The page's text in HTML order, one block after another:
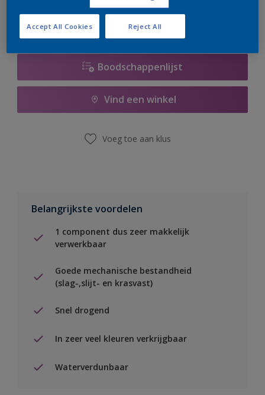
Boodschappenlijst
Vind een winkel
Voeg toe aan klus
Belangrijkste voordelen
1 component dus zeer makkelijk
verwerkbaar
Goede mechanische bestandheid
(slag-,slijt- en krasvast)
Snel drogend
In zeer veel kleuren verkrijgbaar
Waterverdunbaar
Reject All
Accept All Cookies